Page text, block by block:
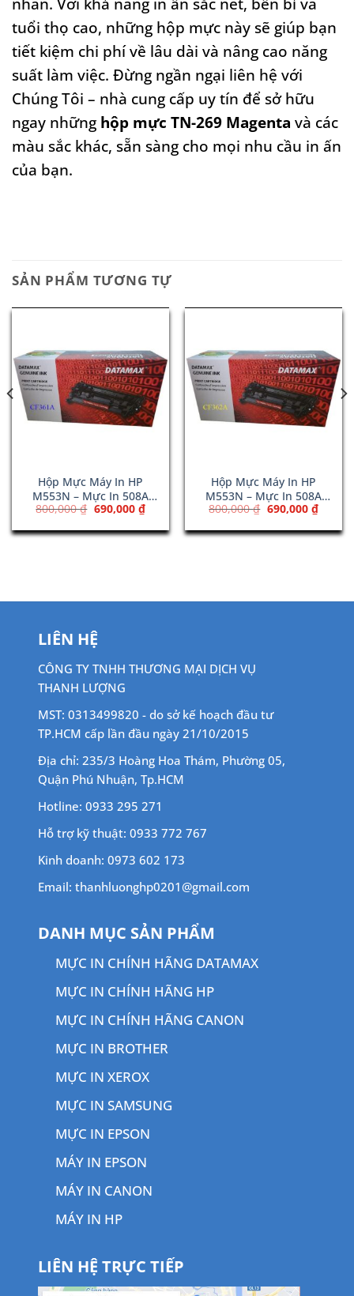
tuổi thọ cao, những hộp mực này sẽ giúp bạn
tiết kiệm chi phí về lâu dài và nâng cao năng
suất làm việc. Đừng ngần ngại liên hệ với
Chúng Tôi – nhà cung cấp uy tín để sở hữu
ngay những hộp mực TN-269 Magenta và các
màu sắc khác, sẵn sàng cho mọi nhu cầu in ấn
của bạn.
SẢN PHẨM TƯƠNG TỰ
Hộp Mực Máy In HP
M553N – Mực In 508A
Cyan (CF361A)
800,000₫ Giá
là:
800,000 ₫.
690,000 ₫Giá
hiện
tại
là:
Hộp Mực Máy In HP
M553N – Mực In 508A
Yellow (CF362A)
800,000₫ Giá
là:
800,000 ₫.
690,000 ₫Giá
hiện
tại
là:
LIÊN HỆ
CÔNG TY TNHH THƯƠNG MẠI DỊCH VỤ
THANH LƯỢNG
MST: 0313499820 - do sở kế hoạch đầu tư
TP.HCM cấp lần đầu ngày 21/10/2015
Địa chỉ: 235/3 Hoàng Hoa Thám, Phường 05,
Quận Phú Nhuận, Tp.HCM
Hotline: 0933 295 271
Hỗ trợ kỹ thuật: 0933 772 767
Kinh doanh: 0973 602 173
Email: thanhluonghp0201@gmail.com
DANH MỤC SẢN PHẨM
MỰC IN CHÍNH HÃNG DATAMAX
MỰC IN CHÍNH HÃNG HP
MỰC IN CHÍNH HÃNG CANON
MỰC IN BROTHER
MỰC IN XEROX
MỰC IN SAMSUNG
MỰC IN EPSON
MÁY IN EPSON
MÁY IN CANON
MÁY IN HP
LIÊN HỆ TRỰC TIẾP